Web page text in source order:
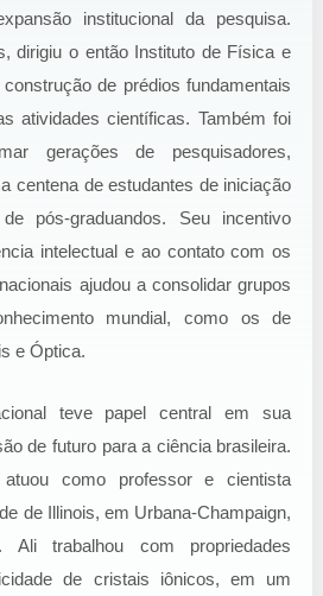
institucional da pesquisa.
dirigiu o então Instituto de Física e
de prédios fundamentais
atividades científicas. Também foi
gerações de pesquisadores,
centena de estudantes de iniciação
pós-graduandos. Seu incentivo
intelectual e ao contato com os
ajudou a consolidar grupos
mundial, como os de
e Óptica.
teve papel central em sua
de futuro para a ciência brasileira.
como professor e cientista
de Illinois, em Urbana-Champaign,
Ali trabalhou com propriedades
de cristais iônicos, em um